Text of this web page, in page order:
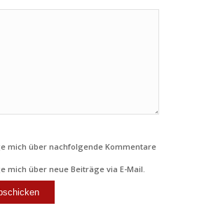
mich über nachfolgende Kommentare
mich über neue Beiträge via E-Mail.